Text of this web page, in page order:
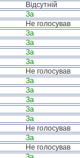
Відсутній
За
Не голосував
За
За
За
За
Не голосував
За
За
За
За
За
Не голосував
За
Не голосував